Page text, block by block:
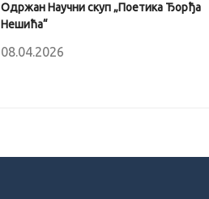
Одржан Научни скуп „Поетика Ђорђа
Нешића“
08.04.2026